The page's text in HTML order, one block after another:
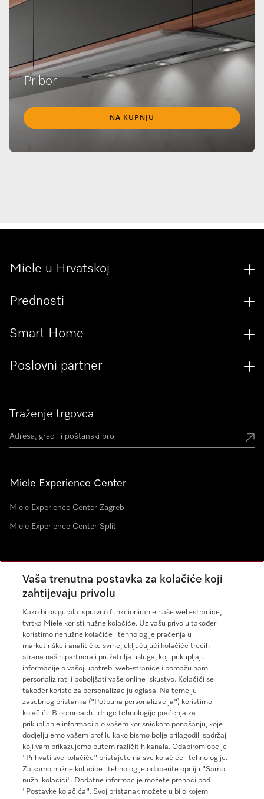
Pribor
NA KUPNJU
Traženje trgovca
Miele Experience Center
Miele Experience Center Zagreb
Miele Experience Center Split
Newsletter
Miele u Hrvatskoj
Prednosti
Smart Home
Poslovni partner
Impresum
Opći uvjeti
Miele na Instagramu
Miele na Facebooku
Vaša trenutna postavka za kolačiće koji
zahtijevaju privolu
Kako bi osigurala ispravno funkcioniranje naše web-stranice,
tvrtka Miele koristi nužne kolačiće. Uz vašu privolu također
koristimo nenužne kolačiće i tehnologije praćenja u
marketinške i analitičke svrhe, uključujući kolačiće trećih
strana naših partnera i pružatelja usluga, koji prikupljaju
informacije o vašoj upotrebi web-stranice i pomažu nam
personalizirati i poboljšati vaše online iskustvo. Kolačići se
također koriste za personalizaciju oglasa. Na temelju
zasebnog pristanka ("Potpuna personalizacija") koristimo
kolačiće Bloomreach i druge tehnologije praćenja za
prikupljanje informacija o vašem korisničkom ponašanju, koje
dodjeljujemo vašem profilu kako bismo bolje prilagodili sadržaj
koji vam prikazujemo putem različitih kanala. Odabirom opcije
"Prihvati sve kolačiće" pristajete na sve kolačiće i tehnologije.
Za samo nužne kolačiće i tehnologije odaberite opciju "Samo
nužni kolačići". Dodatne informacije možete pronaći pod
"Postavke kolačića". Svoj pristanak možete u bilo kojem